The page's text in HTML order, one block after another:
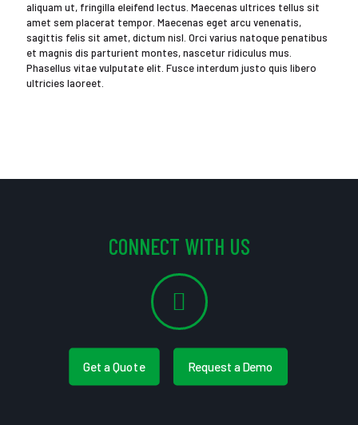
aliquam ut, fringilla eleifend lectus. Maecenas ultrices tellus sit
amet sem placerat tempor. Maecenas eget arcu venenatis,
sagittis felis sit amet, dictum nisl. Orci varius natoque penatibus
et magnis dis parturient montes, nascetur ridiculus mus.
Phasellus vitae vulputate elit. Fusce interdum justo quis libero
ultricies laoreet.
CONNECT WITH US
Get a Quote Request a Demo